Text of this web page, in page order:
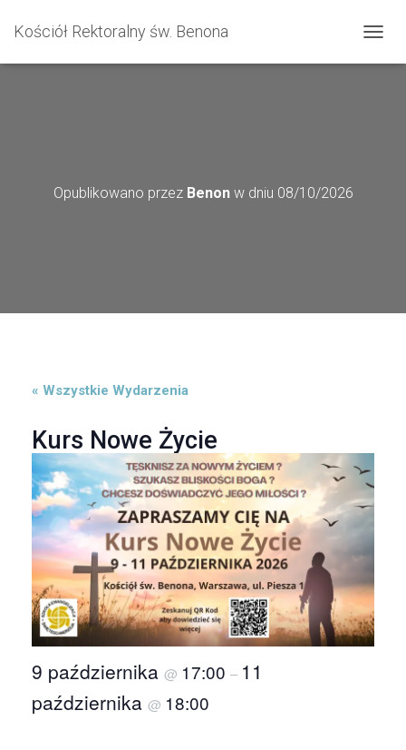
Kościół Rektoralny św. Benona
R
Opublikowano przez Benonw dniu 08/10/2026
« Wszystkie Wydarzenia
Kurs Nowe Życie
9 października @ 17:00 – 11
października @ 18:00